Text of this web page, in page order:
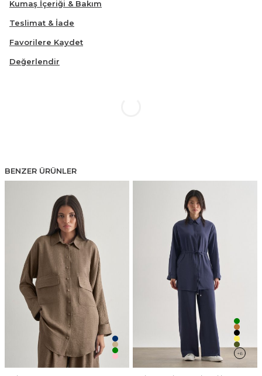
Kumaş İçeriği & Bakım
Teslimat & İade
Favorilere Kaydet
Değerlendir
BENZER ÜRÜNLER
+6